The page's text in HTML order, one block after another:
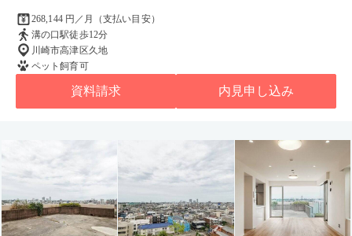
268,144 円／月（支払い目安）
溝の口駅徒歩12分
川崎市高津区久地
ペット飼育可
資料請求 内見申し込み